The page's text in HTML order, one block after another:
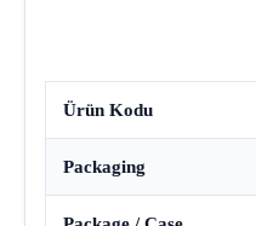
Ürün Kodu
Packaging